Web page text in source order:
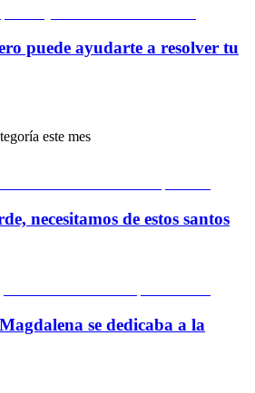
puede ayudarte a resolver tu
este mes
necesitamos de estos santos
se dedicaba a la